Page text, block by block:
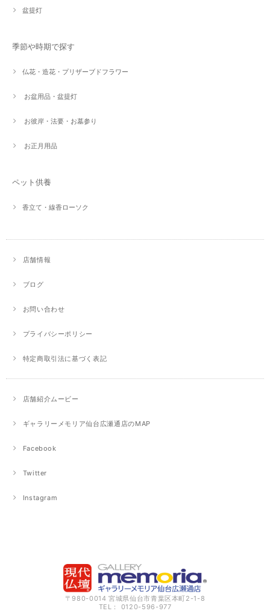
盆提灯
季節や時期で探す
仏花・造花・プリザーブドフラワー
お盆用品・盆提灯
お彼岸・法要・お墓参り
お正月用品
ペット供養
香立て・線香ローソク
店舗情報
ブログ
お問い合わせ
プライバシーポリシー
特定商取引法に基づく表記
店舗紹介ムービー
ギャラリーメモリア仙台広瀬通店のMAP
Facebook
Twitter
Instagram
〒980-0014 宮城県仙台市青葉区本町2-1-8
TEL： 0120-596-977